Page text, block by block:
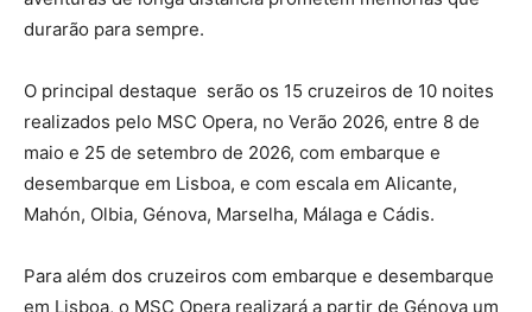
durarão para sempre.
O principal destaque serão os 15 cruzeiros de 10 noites
realizados pelo MSC Opera, no Verão 2026, entre 8 de
maio e 25 de setembro de 2026, com embarque e
desembarque em Lisboa, e com escala em Alicante,
Mahón, Olbia, Génova, Marselha, Málaga e Cádis.
Para além dos cruzeiros com embarque e desembarque
em Lisboa, o MSC Opera realizará a partir de Génova um